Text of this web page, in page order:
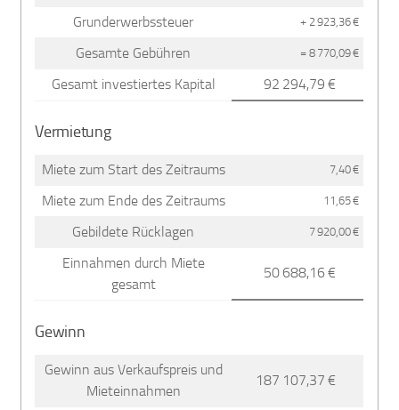
Grunderwerbssteuer + 2 923,36 €
Gesamte Gebühren = 8 770,09 €
Gesamt investiertes Kapital 92 294,79 €
Vermietung
Miete zum Start des Zeitraums 7,40 €
Miete zum Ende des Zeitraums 11,65 €
Gebildete Rücklagen 7 920,00 €
Einnahmen durch Miete
gesamt
50 688,16 €
Gewinn
Gewinn aus Verkaufspreis und
Mieteinnahmen
187 107,37 €